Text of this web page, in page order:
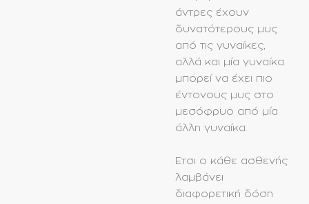
άντρες έχουν
δυνατότερους μυς
από τις γυναίκες,
αλλά και μία γυναίκα
μπορεί να έχει πιο
έντονους μυς στο
μεσόφρυο από μία
άλλη γυναίκα.
Ετσι ο κάθε ασθενής
λαμβάνει
διαφορετική δόση